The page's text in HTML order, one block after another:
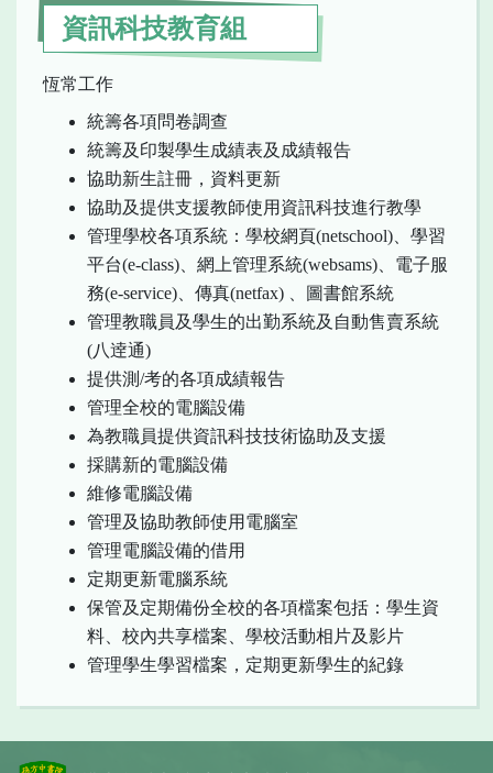
資訊科技教育組
恆常工作
統籌各項問卷調查
統籌及印製學生成績表及成績報告
協助新生註冊，資料更新
協助及提供支援教師使用資訊科技進行教學
管理學校各項系統：學校網頁(netschool)、學習
平台(e-class)、網上管理系統(websams)、電子服
務(e-service)、傳真(netfax) 、圖書館系統
管理教職員及學生的出勤系統及自動售賣系統
(八逹通)
提供測/考的各項成績報告
管理全校的電腦設備
為教職員提供資訊科技技術協助及支援
採購新的電腦設備
維修電腦設備
管理及協助教師使用電腦室
管理電腦設備的借用
定期更新電腦系統
保管及定期備份全校的各項檔案包括：學生資
料、校內共享檔案、學校活動相片及影片
管理學生學習檔案，定期更新學生的紀錄